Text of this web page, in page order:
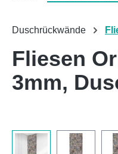
Duschrückwände
Fliesen
3mm,